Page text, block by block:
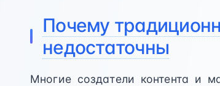
Почему
недостаточны
Многие создатели контента и